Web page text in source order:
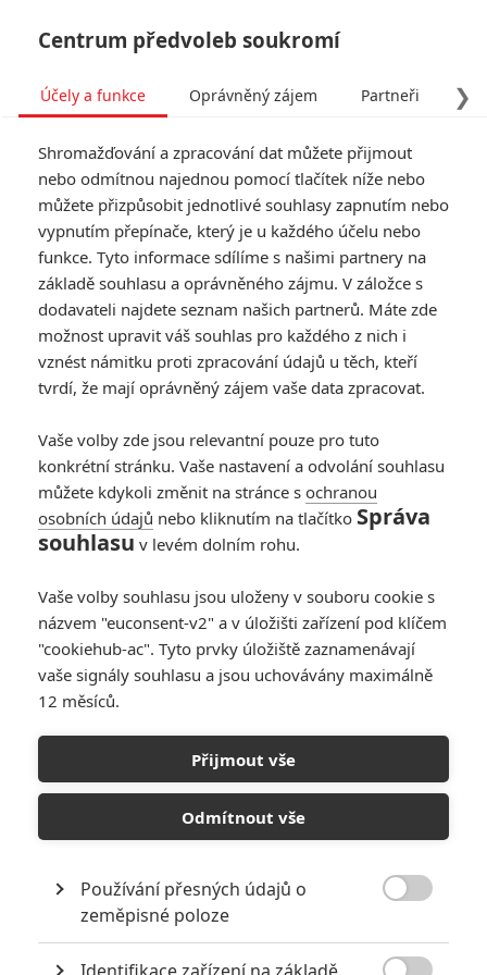
Noční koupání: Jestli ještě
chcete vlézt do bazénu,
tenhle trailer si nepouštějte
Napsal:Petr Slavík - (Anarvin), 07.10.2023 23:02
Universal Pictures
Zobrazit dalších 8 obrázků
Pusťte si trailer mrazivě vypadajícího hororu, co míří do
našich kin.
Zaplavat si večer v polozapomenutém bazéně může být
romantické nebo třeba sexy. Ale také to může být zatraceně
děsivé. Na strachu z neznámého a nejistotě staví také trailer
chystaného hororuNoční koupání(Night Swim), který
Centrum předvoleb soukromí
❯
Účely a funkce Oprávněný zájem Partneři
Shromažďování a zpracování dat můžete přijmout
nebo odmítnou najednou pomocí tlačítek níže nebo
můžete přizpůsobit jednotlivé souhlasy zapnutím nebo
vypnutím přepínače, který je u každého účelu nebo
funkce. Tyto informace sdílíme s našimi partnery na
základě souhlasu a oprávněného zájmu. V záložce s
dodavateli najdete seznam našich partnerů. Máte zde
možnost upravit váš souhlas pro každého z nich i
vznést námitku proti zpracování údajů u těch, kteří
tvrdí, že mají oprávněný zájem vaše data zpracovat.
Vaše volby zde jsou relevantní pouze pro tuto
konkrétní stránku. Vaše nastavení a odvolání souhlasu
můžete kdykoli změnit na stránce s ochranou
osobních údajů nebo kliknutím na tlačítko Správa
souhlasu v levém dolním rohu.
Vaše volby souhlasu jsou uloženy v souboru cookie s
názvem "euconsent-v2" a v úložišti zařízení pod klíčem
"cookiehub-ac". Tyto prvky úložiště zaznamenávají
vaše signály souhlasu a jsou uchovávány maximálně
12 měsíců.
Přijmout vše
Odmítnout vše
Používání přesných údajů o
zeměpisné poloze